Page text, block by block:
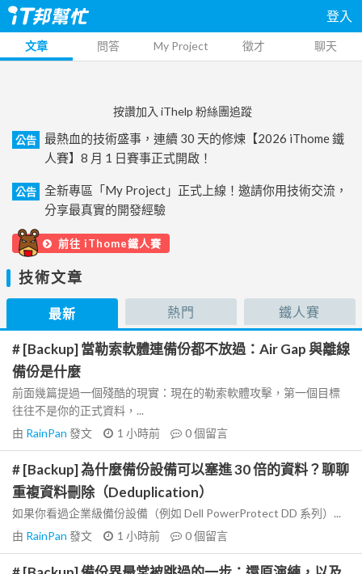
登入
文章 問答 My Project 徵才 聊天
按讚加入 iThelp 粉絲團追蹤
公告
最熱血的技術盛事，連續 30 天的修煉【2026 iThome 鐵
人賽】8 月 1 日賽事正式開啟！
公告
全新專區「My Project」正式上線！邀請你用技術交流，
分享最真實的開發經驗
前往 iThome鐵人賽
技術文章
最新 熱門 鐵人賽
# [Backup] 當勒索軟體連備份都不放過：Air Gap 與離線
備份是什麼
前面幾篇提過一個殘酷的現實：現在的勒索軟體攻擊，第一個目標
往往不是你的正式資料，...
由 RainPan 發文 1 小時前 0個留言
# [Backup] 為什麼備份設備可以塞進 30 倍的資料？聊聊
重複資料刪除（Deduplication）
如果你看過企業級備份設備（例如 Dell PowerProtect DD 系列）...
由 RainPan 發文 1 小時前 0個留言